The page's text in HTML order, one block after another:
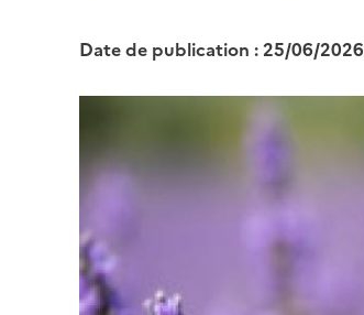
Date de publication : 25/06/2026